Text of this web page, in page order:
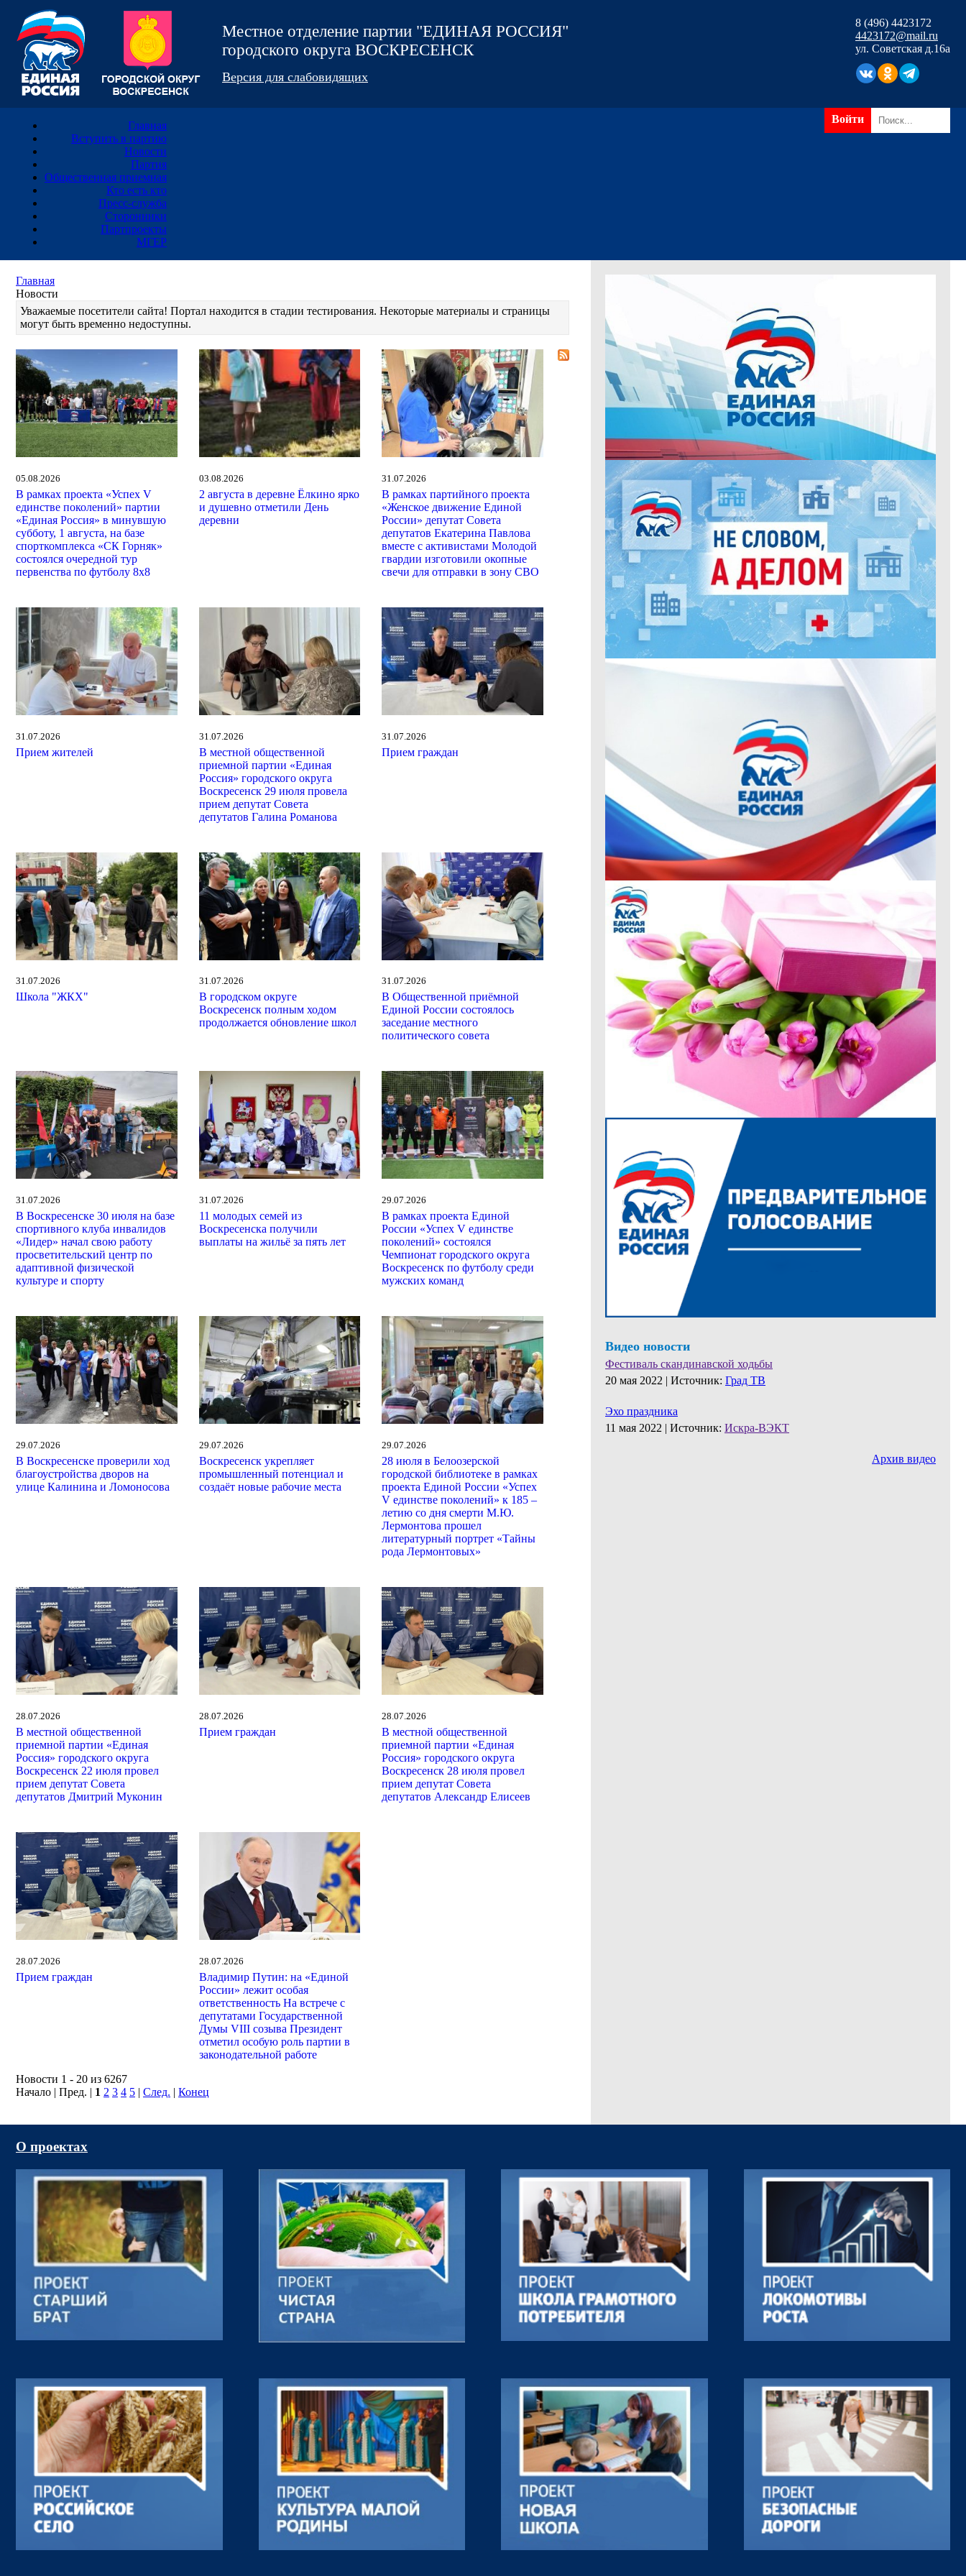
Местное отделение партии "ЕДИНАЯ РОССИЯ"
городского округа ВОСКРЕСЕНСК
Версия для слабовидящих
8 (496) 4423172
4423172@mail.ru
ул. Советская д.16а
Главная
Вступить в партию
Новости
Партия
Общественная приемная
Кто есть кто
Пресс-служба
Сторонники
Партпроекты
МГЕР
Войти
Главная
Новости
Уважаемые посетители сайта! Портал находится в стадии тестирования. Некоторые материалы и страницы
могут быть временно недоступны.
05.08.2026
В рамках проекта «Успех V
единстве поколений» партии
«Единая Россия» в минувшую
субботу, 1 августа, на базе
спорткомплекса «СК Горняк»
состоялся очередной тур
первенства по футболу 8х8
03.08.2026
2 августа в деревне Ёлкино ярко
и душевно отметили День
деревни
31.07.2026
В рамках партийного проекта
«Женское движение Единой
России» депутат Совета
депутатов Екатерина Павлова
вместе с активистами Молодой
гвардии изготовили окопные
свечи для отправки в зону СВО
31.07.2026
Прием жителей
31.07.2026
В местной общественной
приемной партии «Единая
Россия» городского округа
Воскресенск 29 июля провела
прием депутат Совета
депутатов Галина Романова
31.07.2026
Прием граждан
31.07.2026
Школа "ЖКХ"
31.07.2026
В городском округе
Воскресенск полным ходом
продолжается обновление школ
31.07.2026
В Общественной приёмной
Единой России состоялось
заседание местного
политического совета
31.07.2026
В Воскресенске 30 июля на базе
спортивного клуба инвалидов
«Лидер» начал свою работу
просветительский центр по
адаптивной физической
культуре и спорту
31.07.2026
11 молодых семей из
Воскресенска получили
выплаты на жильё за пять лет
29.07.2026
В рамках проекта Единой
России «Успех V единстве
поколений» состоялся
Чемпионат городского округа
Воскресенск по футболу среди
мужских команд
29.07.2026
В Воскресенске проверили ход
благоустройства дворов на
улице Калинина и Ломоносова
29.07.2026
Воскресенск укрепляет
промышленный потенциал и
создаёт новые рабочие места
29.07.2026
28 июля в Белоозерской
городской библиотеке в рамках
проекта Единой России «Успех
V единстве поколений» к 185 –
летию со дня смерти М.Ю.
Лермонтова прошел
литературный портрет «Тайны
рода Лермонтовых»
28.07.2026
В местной общественной
приемной партии «Единая
Россия» городского округа
Воскресенск 22 июля провел
прием депутат Совета
депутатов Дмитрий Муконин
28.07.2026
Прием граждан
28.07.2026
В местной общественной
приемной партии «Единая
Россия» городского округа
Воскресенск 28 июля провел
прием депутат Совета
депутатов Александр Елисеев
28.07.2026
Прием граждан
28.07.2026
Владимир Путин: на «Единой
России» лежит особая
ответственность На встрече с
депутатами Государственной
Думы VIII созыва Президент
отметил особую роль партии в
законодательной работе
Новости 1 - 20 из 6267
Начало | Пред. | 1 2 3 4 5 | След. | Конец
Видео новости
Фестиваль скандинавской ходьбы
20 мая 2022 | Источник: Град ТВ
Эхо праздника
11 мая 2022 | Источник: Искра-ВЭКТ
Архив видео
О проектах